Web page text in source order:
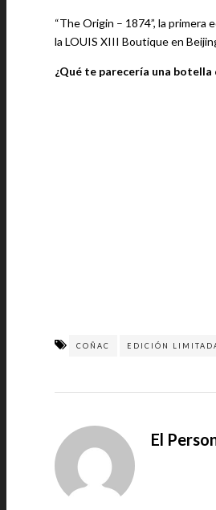
“The Origin – 1874”, la
la LOUIS XIII Boutique en
¿Qué te parecería una
COÑAC EDICIÓN
El